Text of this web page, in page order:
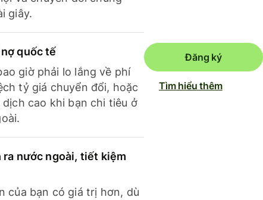
giây.
quốc tế
giờ phải lo lắng về phí
tỷ giá chuyển đổi, hoặc
dịch cao khi bạn chi tiêu ở
ra nước ngoài, tiết kiệm
của bạn có giá trị hơn, dù
Đăng ký
Tìm hiểu thêm